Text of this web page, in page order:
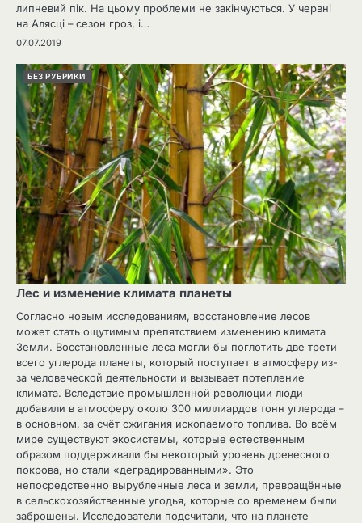
липневий пік. На цьому проблеми не закінчуються. У червні
на Алясці – сезон гроз, і…
07.07.2019
БЕЗ РУБРИКИ
Лес и изменение климата планеты
Согласно новым исследованиям, восстановление лесов
может стать ощутимым препятствием изменению климата
Земли. Восстановленные леса могли бы поглотить две трети
всего углерода планеты, который поступает в атмосферу из-
за человеческой деятельности и вызывает потепление
климата. Вследствие промышленной революции люди
добавили в атмосферу около 300 миллиардов тонн углерода –
в основном, за счёт сжигания ископаемого топлива. Во всём
мире существуют экосистемы, которые естественным
образом поддерживали бы некоторый уровень древесного
покрова, но стали «деградированными». Это
непосредственно вырубленные леса и земли, превращённые
в сельскохозяйственные угодья, которые со временем были
заброшены. Исследователи подсчитали, что на планете